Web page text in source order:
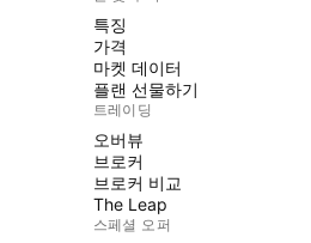
특징
가격
마켓 데이터
플랜 선물하기
트레이딩
오버뷰
브로커
브로커 비교
The Leap
스페셜 오퍼